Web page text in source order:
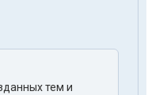
тем и